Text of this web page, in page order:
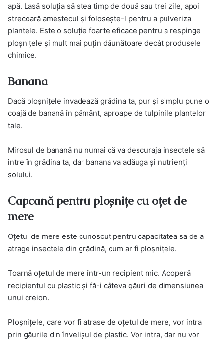
apă. Lasă soluția să stea timp de două sau trei zile, apoi
strecoară amestecul și folosește-l pentru a pulveriza
plantele. Este o soluție foarte eficace pentru a respinge
ploșnițele și mult mai puțin dăunătoare decât produsele
chimice.
Banana
Dacă ploșnițele invadează grădina ta, pur și simplu pune o
coajă de banană în pământ, aproape de tulpinile plantelor
tale.
Mirosul de banană nu numai că va descuraja insectele să
intre în grădina ta, dar banana va adăuga și nutrienți
solului.
Capcană pentru ploșnițe cu oțet de
mere
Oțetul de mere este cunoscut pentru capacitatea sa de a
atrage insectele din grădină, cum ar fi ploșnițele.
Toarnă oțetul de mere într-un recipient mic. Acoperă
recipientul cu plastic și fă-i câteva găuri de dimensiunea
unui creion.
Ploșnițele, care vor fi atrase de oțetul de mere, vor intra
prin găurile din învelișul de plastic. Vor intra, dar nu vor